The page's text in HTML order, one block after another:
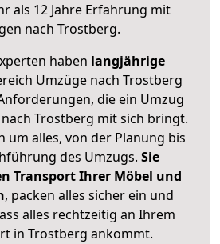
als 12 Jahre Erfahrung mit
nach Trostberg.
haben langjährige
Umzüge nach Trostberg
die ein Umzug
Trostberg mit sich bringt.
um alles, von der Planung bis
des Umzugs. Sie
Transport Ihrer Möbel und
, packen alles sicher ein und
alles rechtzeitig an Ihrem
in Trostberg ankommt.